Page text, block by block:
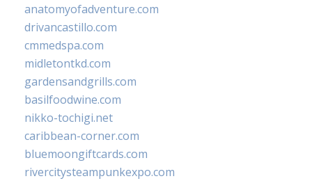
anatomyofadventure.com
drivancastillo.com
cmmedspa.com
midletontkd.com
gardensandgrills.com
basilfoodwine.com
nikko-tochigi.net
caribbean-corner.com
bluemoongiftcards.com
rivercitysteampunkexpo.com